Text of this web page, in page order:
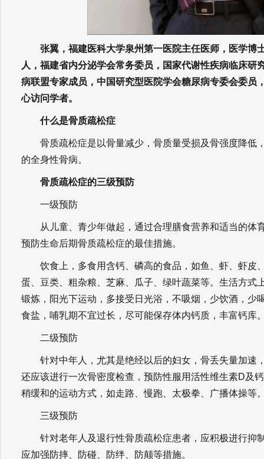
张翼，福建医科大学泉州第一医院主任医师，医学博
人，福建省内分泌学会常务委员，国家代谢性疾病临床研
病联盟专家成员，中国研究型医院学会糖尿病专委会委
心访问学者。
什么是骨质疏松症
骨质疏松症是以骨量减少，骨质量受损及骨强度降低
的全身性骨病。
骨质疏松症的三级预防
一级预防
从儿童、青少年做起，通过合理膳食营养和适当的体
预防生命后期骨质疏松症的最佳措施。
饮食上，多食用含钙、磷高的食品，如鱼、虾、虾皮
蛋、豆类、粗杂粮、芝麻、瓜子、绿叶蔬菜等。生活方式
锻炼，阳光下运动，多接受日光浴，不吸烟，少饮酒，少
食盐，哺乳期不宜过长，尽可能保存体内钙质，丰富钙库
二级预防
针对中年人，尤其是绝经以后的妇女，骨丢失量加速
还应该进行一次骨密度检查，预防性服用活性维生素D及
稍缓和的运动方式，如走路、慢跑、太极拳、广播体操等
三级预防
针对老年人及退行性骨质疏松症患者，应积极进行抑
应加强防摔、防碰、防绊、防颠等措施。